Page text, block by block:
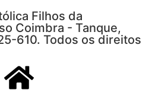
Filhos da
Coimbra - Tanque,
610. Todos os direitos